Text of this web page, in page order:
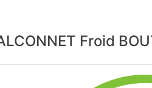
Froid